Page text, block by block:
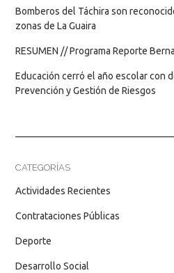
Bomberos del Táchira son
zonas de La Guaira
RESUMEN // Programa Reporte
Educación cerró el año escolar con
Prevención y Gestión de Riesgos
CATEGORÍAS
Actividades Recientes
Contrataciones Públicas
Deporte
Desarrollo Social